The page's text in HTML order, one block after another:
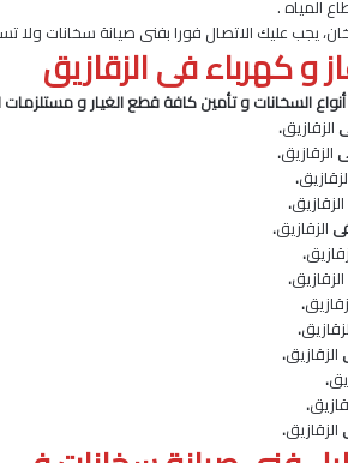
المياه .
يجب عليك الاتصال فورا بفنى صيانة سخانات ولا
و كهرباء فى الزقازيق
السخانات و تأمين كافة قطع الغيار و
الزقازيق.
الزقازيق.
.
الزقازيق.
الزقازيق.
.
الزقازيق.
.
.
الزقازيق.
.
.
الزقازيق.